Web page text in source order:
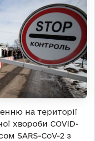
на території
хвороби COVID-
SARS-CoV-2 з